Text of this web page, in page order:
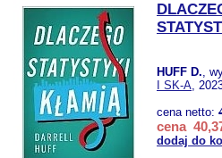
HUFF D.,
I SK-A,
cena netto:
cena
dodaj do